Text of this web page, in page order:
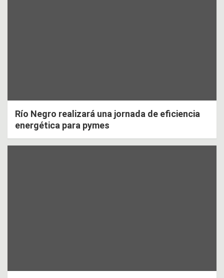
Río Negro realizará una jornada de eficiencia
energética para pymes